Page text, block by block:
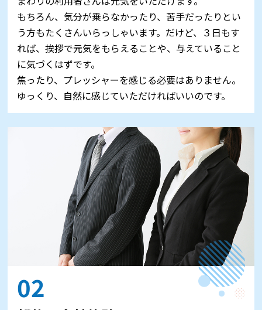
もちろん、気分が乗らなかったり、苦手だったりとい
う方もたくさんいらっしゃいます。だけど、３日もす
れば、挨拶で元気をもらえることや、与えていること
に気づくはずです。
焦ったり、プレッシャーを感じる必要はありません。
ゆっくり、自然に感じていただければいいのです。
02